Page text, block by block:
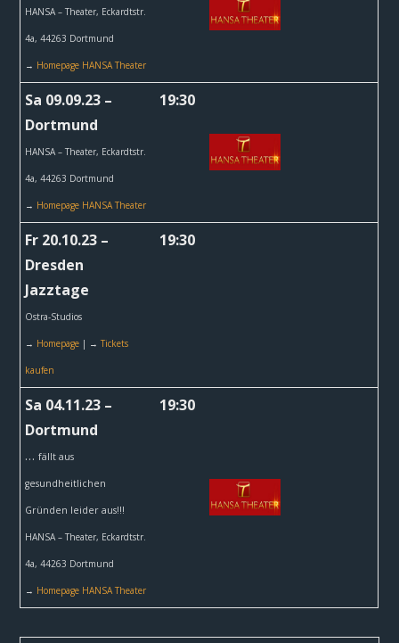
HANSA – Theater, Eckardtstr.
4a, 44263 Dortmund
→ Homepage HANSA Theater
Sa 09.09.23 –
Dortmund
HANSA – Theater, Eckardtstr.
4a, 44263 Dortmund
→ Homepage HANSA Theater
19:30
Fr 20.10.23 –
Dresden
Jazztage
Ostra-Studios
→ Homepage | →Tickets
kaufen
19:30
Sa 04.11.23 –
Dortmund
…fällt aus
gesundheitlichen
Gründen leider aus!!!
HANSA – Theater, Eckardtstr.
4a, 44263 Dortmund
→ Homepage HANSA Theater
19:30